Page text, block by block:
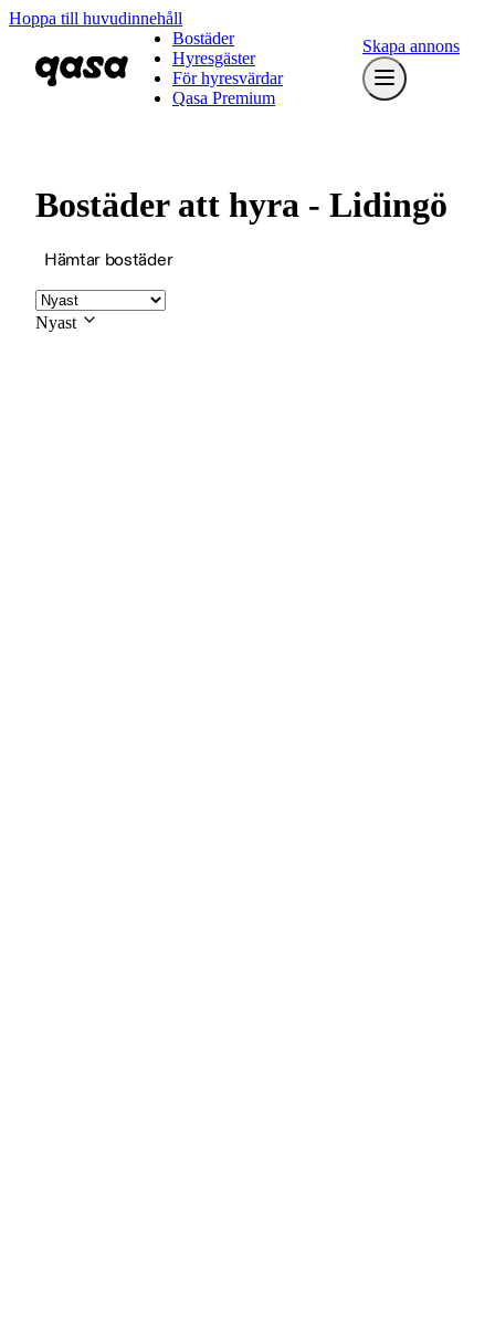
Hoppa till huvudinnehåll
Bostäder
Hyresgäster
För hyresvärdar
Qasa Premium
Skapa annons
Bostäder att hyra - Lidingö
Hämtar bostäder
Nyast